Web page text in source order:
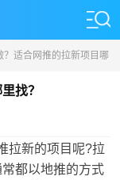
适合网推的拉新项目哪
找？
拉新的项目呢?拉
都以地推的方式